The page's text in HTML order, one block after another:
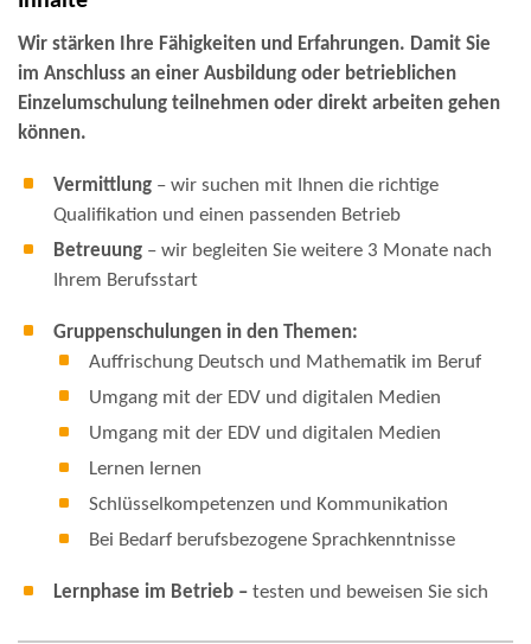
Wir stärken Ihre Fähigkeiten und Erfahrungen. Damit Sie
im Anschluss an einer Ausbildung oder betrieblichen
Einzelumschulung teilnehmen oder direkt arbeiten gehen
können.
Vermittlung – wir suchen mit Ihnen die richtige
Qualifikation und einen passenden Betrieb
Betreuung – wir begleiten Sie weitere 3 Monate nach
Ihrem Berufsstart
Gruppenschulungen in den Themen:
Auffrischung Deutsch und Mathematik im Beruf
Umgang mit der EDV und digitalen Medien
Umgang mit der EDV und digitalen Medien
Lernen lernen
Schlüsselkompetenzen und Kommunikation
Bei Bedarf berufsbezogene Sprachkenntnisse
Lernphase im Betrieb – testen und beweisen Sie sich